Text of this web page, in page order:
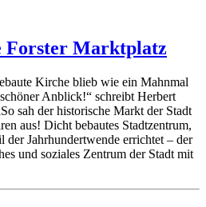
Forster Marktplatz
Kirche blieb wie ein Mahnmal
Anblick!“ schreibt Herbert
sah der historische Markt der Stadt
aus! Dicht bebautes Stadtzentrum,
der Jahrhundertwende errichtet – der
und soziales Zentrum der Stadt mit